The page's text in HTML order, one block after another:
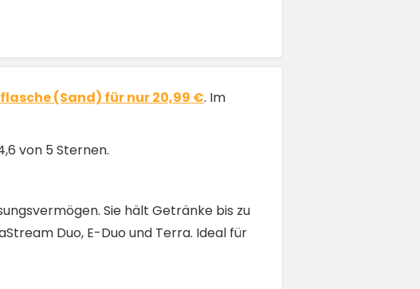
(Sand) für nur 20,99 €. Im
von 5 Sternen.
Sie hält Getränke bis zu
Duo, E-Duo und Terra. Ideal für